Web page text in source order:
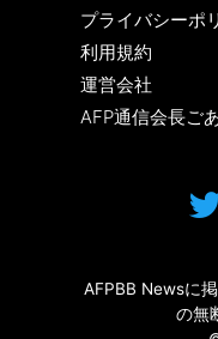
プライバシーポ
利用規約
運営会社
AFP通信会長ご
AFPBB Newsに
の無